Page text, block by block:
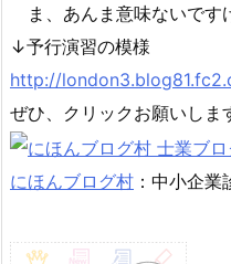
ま、あんま意味ないです
↓予行演習の模様
http://
ぜひ、クリックお願いしま
にほんブログ村 ：中小企業